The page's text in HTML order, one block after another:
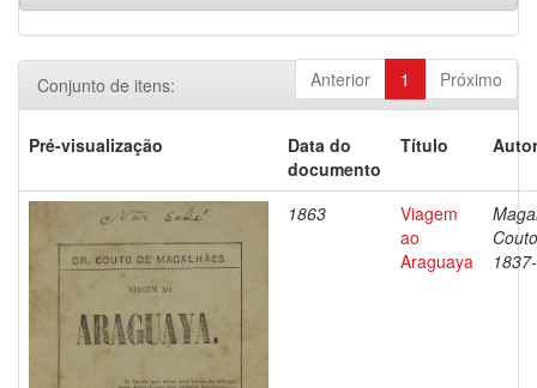
Anterior 1 Próximo
Conjunto de itens:
Pré-visualização
Data do
documento
Título
1863
Viagem
ao
Araguaya